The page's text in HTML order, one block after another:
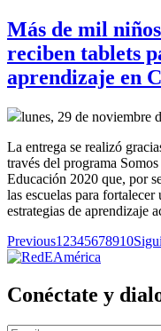
Más de mil
reciben tablets
aprendizaje en
lunes, 29 de noviembre
La entrega se realizó
través del programa
Educación 2020 que, por
las escuelas para
estrategias de aprendizaje
Previous1 2345678910
Conéctate y